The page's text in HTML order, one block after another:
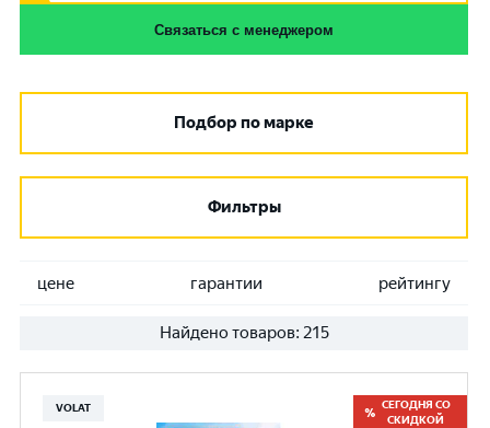
Связаться с менеджером
Подбор по марке
Фильтры
цене гарантии рейтингу
Найдено товаров: 215
VOLAT
СЕГОДНЯ СО
СКИДКОЙ